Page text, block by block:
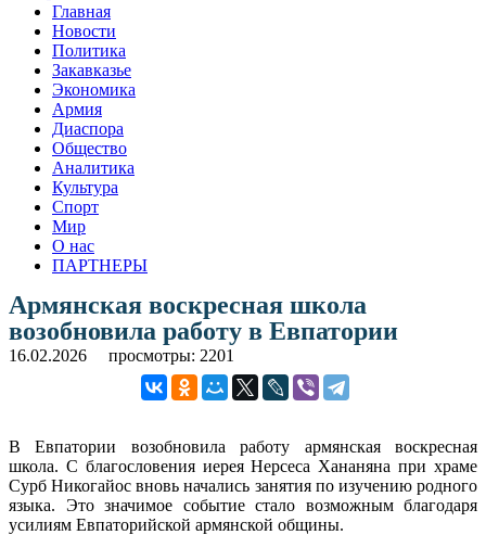
Главная
Новости
Политика
Закавказье
Экономика
Армия
Диаспора
Общество
Аналитика
Культура
Спорт
Мир
О нас
ПАРТНЕРЫ
Армянская воскресная школа
возобновила работу в Евпатории
16.02.2026 просмотры: 2201
В Евпатории возобновила работу армянская воскресная
школа. С благословения иерея Нерсеса Хананяна при храме
Сурб Никогайос вновь начались занятия по изучению родного
языка. Это значимое событие стало возможным благодаря
усилиям Евпаторийской армянской общины.